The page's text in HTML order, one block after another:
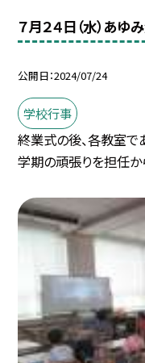
７月２４日（水）あゆ
公開日 2024/07/24
学校行事
終業式の後、各教室で
学期の頑張りを担任か